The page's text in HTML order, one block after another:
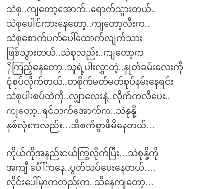
သဲစု..ကျတော့အောက်..ရောက်သွားတယ်..
သဲစုပေါင်ကားနေတော့..ကျတော့လီးက..
သဲစုစောက်ပက်ပေါ်ထောက်လျက်သား
ဖြစ်သွားတယ်..သဲစုလည်း..ကျတော့က
ိုကြည့်နေတော့..သူရဲ့ပါးလွှာတဲ့..နှုတ်ခမ်းလေးကို
ငုံစုပ်လိုက်တယ်..တစိုက်မတ်မတ်စုပ်နမ်းနေရင်း
သဲစုပါးစပ်ထဲကို..လျှာလေးနဲ့..လိုက်ကလိပေး..
ကျတော့..ရင်ဘက်အောက်က..သဲနုနို့
နှစ်လုံးကလည်း…အိစက်စွာဖိမိနေတယ်…
ကိုယ်ကိုအနည်းငယ်ကြွလိုက်ပြီး…သဲစုနို့ကို
အကျီ င်္ပေါ်ကနေ..ပွတ်သပ်ပေးနေတယ်….
လိုင်းပေါ်မှာကတည်းက..သိနေကျတော့…